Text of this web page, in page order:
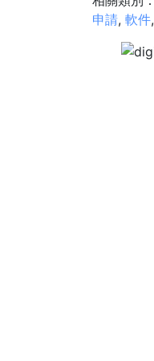
申請, 軟件,